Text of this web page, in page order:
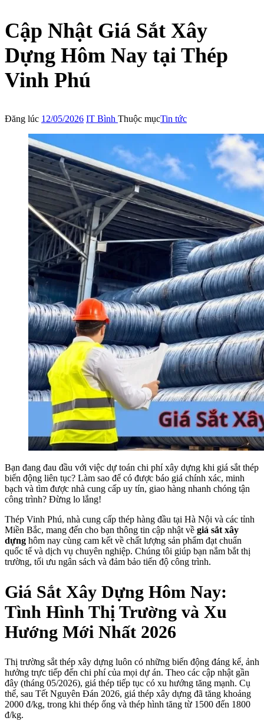
Cập Nhật Giá Sắt Xây
Dựng Hôm Nay tại Thép
Vinh Phú
Đăng lúc 12/05/2026 IT Bình Thuộc mụcTin tức
Bạn đang đau đầu với việc dự toán chi phí xây dựng khi giá sắt thép
biến động liên tục? Làm sao để có được báo giá chính xác, minh
bạch và tìm được nhà cung cấp uy tín, giao hàng nhanh chóng tận
công trình? Đừng lo lắng!
Thép Vinh Phú, nhà cung cấp thép hàng đầu tại Hà Nội và các tỉnh
Miền Bắc, mang đến cho bạn thông tin cập nhật về giá sắt xây
dựng hôm nay cùng cam kết về chất lượng sản phẩm đạt chuẩn
quốc tế và dịch vụ chuyên nghiệp. Chúng tôi giúp bạn nắm bắt thị
trường, tối ưu ngân sách và đảm bảo tiến độ công trình.
Giá Sắt Xây Dựng Hôm Nay:
Tình Hình Thị Trường và Xu
Hướng Mới Nhất 2026
Thị trường sắt thép xây dựng luôn có những biến động đáng kể, ảnh
hưởng trực tiếp đến chi phí của mọi dự án. Theo các cập nhật gần
đây (tháng 05/2026), giá thép tiếp tục có xu hướng tăng mạnh. Cụ
thể, sau Tết Nguyên Đán 2026, giá thép xây dựng đã tăng khoảng
2000 đ/kg, trong khi thép ống và thép hình tăng từ 1500 đến 1800
đ/kg.